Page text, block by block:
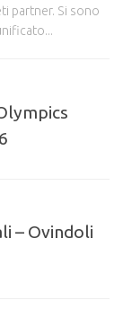
partner. Si sono
– Ovindoli